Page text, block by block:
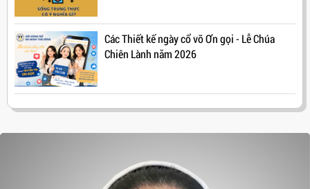
Các Thiết kế ngày cổ võ Ơn gọi - Lễ Chúa
Chiên Lành năm 2026